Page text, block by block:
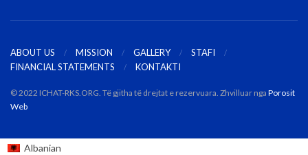
ABOUT US MISSION GALLERY
STAFI
FINANCIAL STATEMENTS
KONTAKTI
© 2022 ICHAT-RKS.ORG. Të gjitha të drejtat e rezervuara. Zhvilluar nga Porosit
Web
Albanian